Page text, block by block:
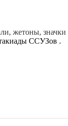
жетоны, значки
ССУЗов .